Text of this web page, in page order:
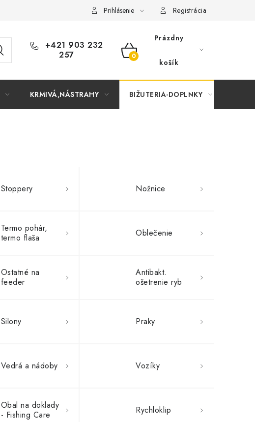
Prihlásenie Registrácia
+421 903 232
257
NÁKUPNÝ
Prázdny
košík
KRMIVÁ,NÁSTRAHY BIŽUTERIA-DOPLNKY
Stoppery Nožnice
Termo pohár,
termo flaša
Oblečenie
Ostatné na
feeder
Antibakt.
ošetrenie ryb
Silony Praky
Vedrá a nádoby Vozíky
Obal na doklady
- Fishing Care
Rychloklip